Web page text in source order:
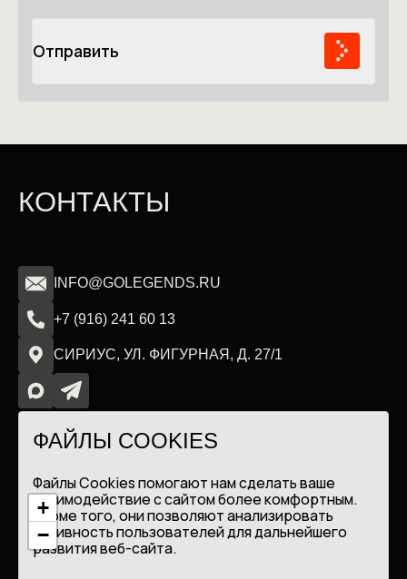
ФАЙЛЫ COOKIES
Файлы Cookies помогают нам сделать ваше
взаимодействие с сайтом более комфортным.
Кроме того, они позволяют анализировать
активность пользователей для дальнейшего
развития веб-сайта.
КОНТАКТЫ
INFO@GOLEGENDS.RU
+7 (916) 241 60 13
СИРИУС, УЛ. ФИГУРНАЯ, Д. 27/1
ПОЛИТИКА ОБРАБОТКИ ДАННЫХ
+
−